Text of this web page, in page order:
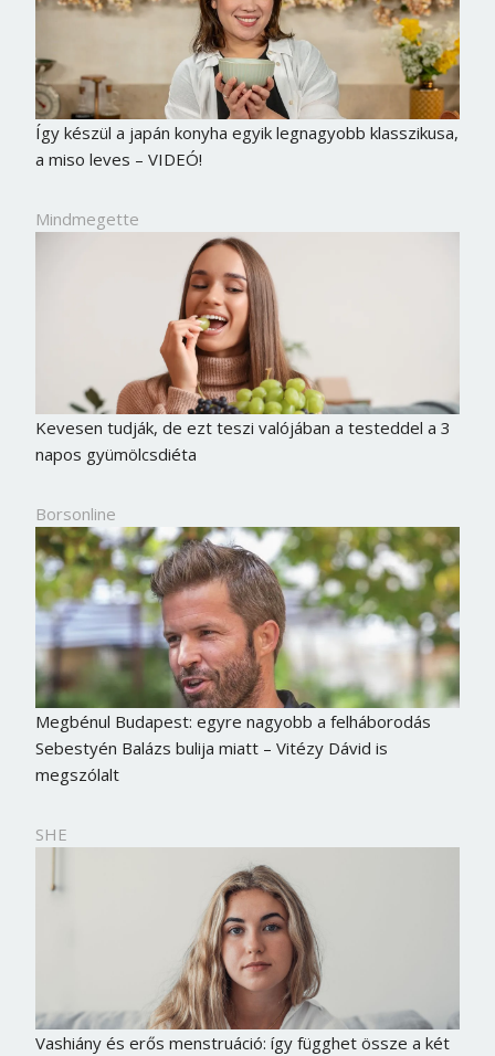
Így készül a japán konyha egyik legnagyobb klasszikusa,
a miso leves – VIDEÓ!
Mindmegette
Kevesen tudják, de ezt teszi valójában a testeddel a 3
napos gyümölcsdiéta
Borsonline
Megbénul Budapest: egyre nagyobb a felháborodás
Sebestyén Balázs bulija miatt – Vitézy Dávid is
megszólalt
SHE
Vashiány és erős menstruáció: így függhet össze a két